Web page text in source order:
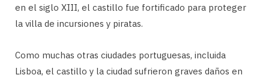
en el siglo XIII, el castillo fue fortificado para proteger
la villa de incursiones y piratas.
Como muchas otras ciudades portuguesas, incluida
Lisboa, el castillo y la ciudad sufrieron graves daños en